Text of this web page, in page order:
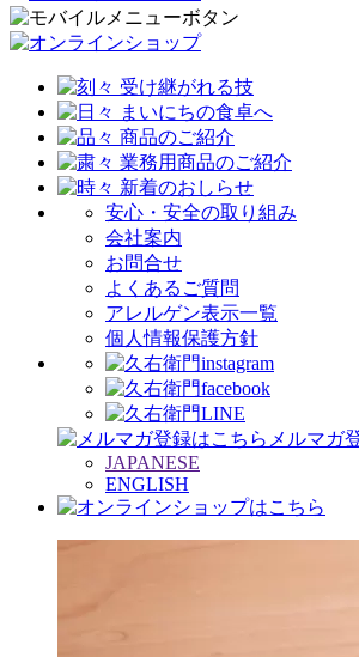
安心・安全の取り組み
会社案内
お問合せ
よくあるご質問
アレルゲン表示一覧
個人情報保護方針
メルマガ
JAPANESE
ENGLISH